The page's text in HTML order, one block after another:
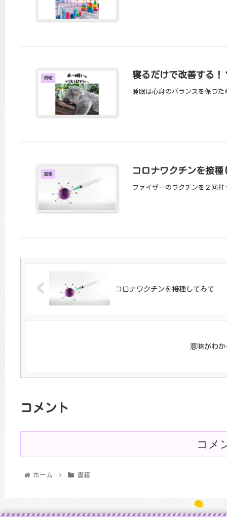
情報 寝るだけで改善する
睡眠は心身のバランスを保つ
書籍 コロナワクチンを接種
ファイザーのワクチンを２回打
コロナワクチンを接種してみて
意味がわ
コメント
コメ
ホーム 書籍